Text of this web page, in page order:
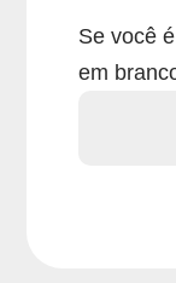
Se você
em